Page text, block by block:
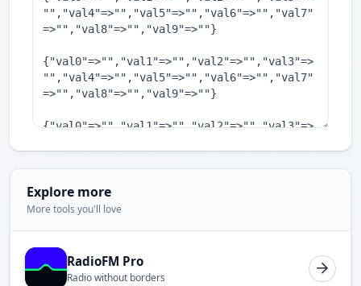
Explore more
More tools you'll love
RadioFM Pro
Radio without borders